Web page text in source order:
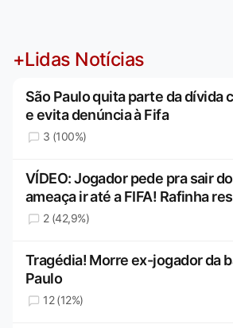
+Lidas Notícias
São Paulo quita parte da dívida
e evita denúncia à Fifa
3 (100%)
VÍDEO: Jogador pede pra sair
ameaça ir até a FIFA! Rafinha
2 (42,9%)
Tragédia! Morre ex-jogador da
Paulo
12 (12%)